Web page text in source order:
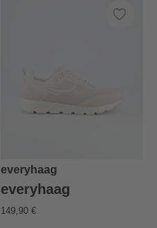
everyhaag
everyhaag
149,90 €